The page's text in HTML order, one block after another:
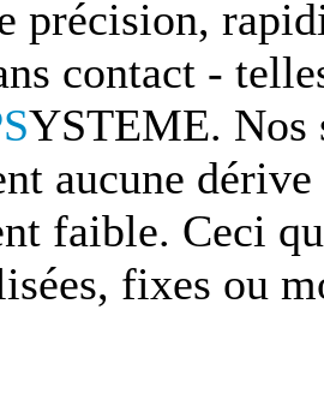
précision,
contact -
YSTEME. Nos
aucune
faible. Ceci
fixes ou